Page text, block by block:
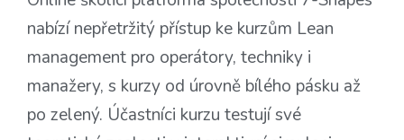
nabízí nepřetržitý přístup ke kurzům Lean
management pro operátory, techniky i
manažery, s kurzy od úrovně bílého pásku až
po zelený. Účastníci kurzu testují své